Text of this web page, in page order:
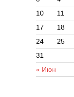
« Июн
10
11
17
18
24
25
31